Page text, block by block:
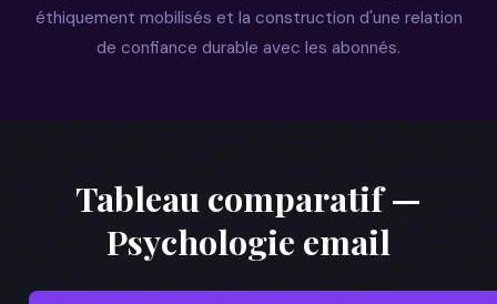
éthiquement mobilisés et la construction d'une relation
de confiance durable avec les abonnés.
Tableau comparatif —
Psychologie email